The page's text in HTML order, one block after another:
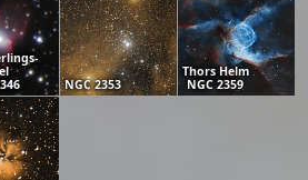
NGC 2353
Thors Helm
NGC 2359